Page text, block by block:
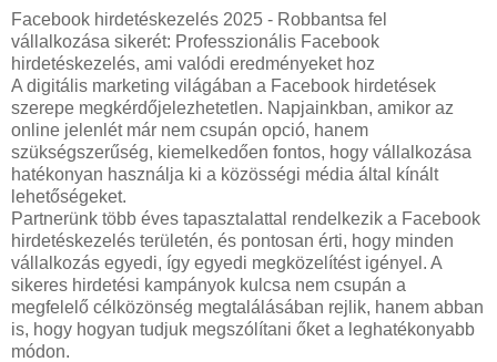
Facebook hirdetéskezelés 2025 - Robbantsa fel
vállalkozása sikerét: Professzionális Facebook
hirdetéskezelés, ami valódi eredményeket hoz
A digitális marketing világában a Facebook hirdetések
szerepe megkérdőjelezhetetlen. Napjainkban, amikor az
online jelenlét már nem csupán opció, hanem
szükségszerűség, kiemelkedően fontos, hogy vállalkozása
hatékonyan használja ki a közösségi média által kínált
lehetőségeket.
Partnerünk több éves tapasztalattal rendelkezik a Facebook
hirdetéskezelés területén, és pontosan érti, hogy minden
vállalkozás egyedi, így egyedi megközelítést igényel. A
sikeres hirdetési kampányok kulcsa nem csupán a
megfelelő célközönség megtalálásában rejlik, hanem abban
is, hogy hogyan tudjuk megszólítani őket a leghatékonyabb
módon.